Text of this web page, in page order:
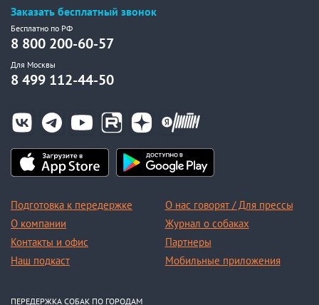
Заказать бесплатный звонок
Бесплатно по РФ
8 800 200-60-57
Для Москвы
8 499 112-44-50
Подготовка к передержке
О компании
Контакты и офис
Наш подкаст
О нас говорят / Для прессы
Журнал о собаках
Партнеры
Мобильные приложения
ПЕРЕДЕРЖКА СОБАК ПО ГОРОДАМ